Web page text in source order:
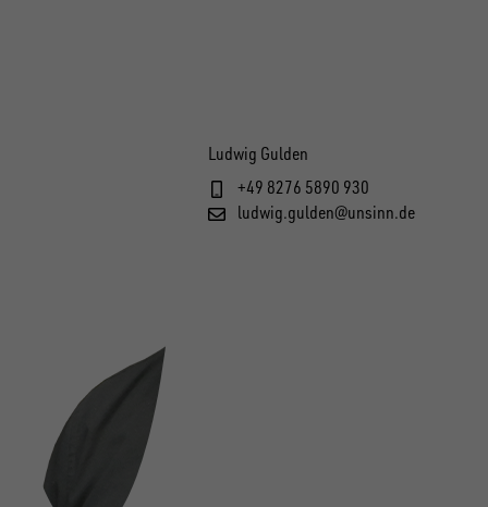
Ludwig Gulden
+49 8276 5890 930
ludwig.gulden@unsinn.de